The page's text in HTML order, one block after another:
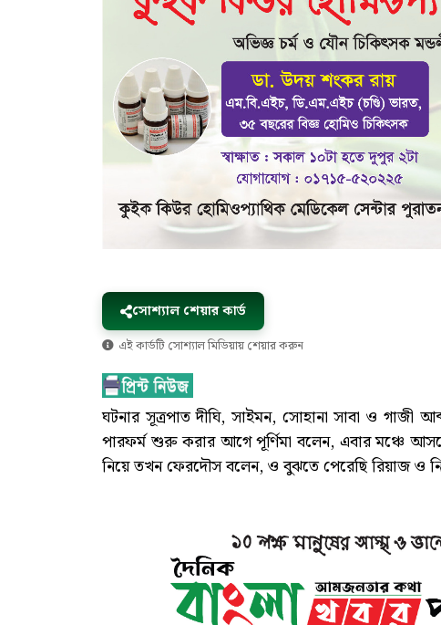
সোশ্যাল শেয়ার কার্ড
এই কার্ডটি সোশ্যাল মিডিয়ায় শেয়ার করুন
ঘটনার সূত্রপাত দীঘি, সাইমন, সোহানা সাবা ও গাজী
পারফর্ম শুরু করার আগে পূর্ণিমা বলেন, এবার মঞ্চে
নিয়ে তখন ফেরদৌস বলেন, ও বুঝতে পেরেছি রিয়াজ ও